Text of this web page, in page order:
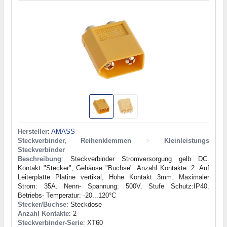
Hersteller: AMASS
Steckverbinder, Reihenklemmen
>
Kleinleistungs
Steckverbinder
Beschreibung: Steckverbinder Stromversorgung gelb DC.
Kontakt "Stecker", Gehäuse "Buchse". Anzahl Kontakte: 2. Auf
Leiterplatte Platine vertikal, Höhe Kontakt 3mm. Maximaler
Strom: 35A. Nenn- Spannung: 500V. Stufe Schutz:IP40.
Betriebs- Temperatur: -20...120°C
Stecker/Buchse: Steckdose
Anzahl Kontakte: 2
Steckverbinder-Serie: XT60